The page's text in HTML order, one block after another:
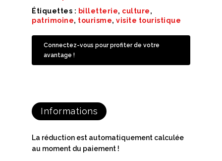
Étiquettes : billetterie, culture,
patrimoine, tourisme, visite touristique
Connectez-vous pour profiter de votre
avantage !
Informations
La réduction est automatiquement calculée
au moment du paiement !